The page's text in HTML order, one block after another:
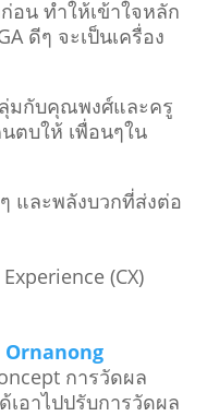
อน ทำให้เข้าใจหลัก
ดีๆ จะเป็นเครื่อง
มกับคุณพงศ์และครู
ตบให้ เพื่อนๆใน
และพลังบวกที่ส่งต่อ
(CX)
Ornanong
การวัดผล
อาไปปรับการวัดผล